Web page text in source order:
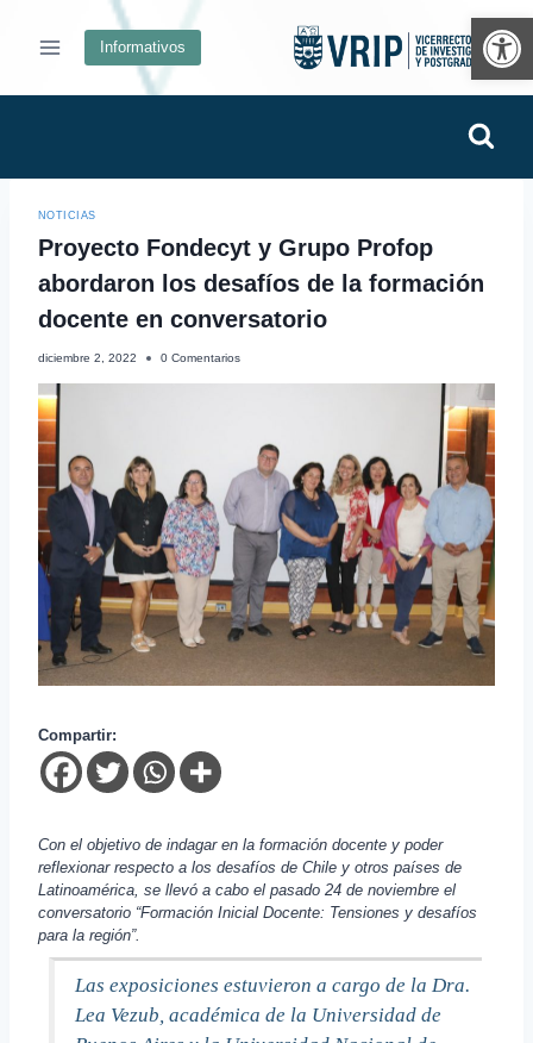
Informativos
NOTICIAS
Proyecto Fondecyt y Grupo Profop
abordaron los desafíos de la formación
docente en conversatorio
diciembre 2, 2022 0 Comentarios
Compartir:
Con el objetivo de indagar en la formación docente y poder
reflexionar respecto a los desafíos de Chile y otros países de
Latinoamérica, se llevó a cabo el pasado 24 de noviembre el
conversatorio “Formación Inicial Docente: Tensiones y desafíos
para la región”.
Las exposiciones estuvieron a cargo de la Dra.
Lea Vezub, académica de la Universidad de